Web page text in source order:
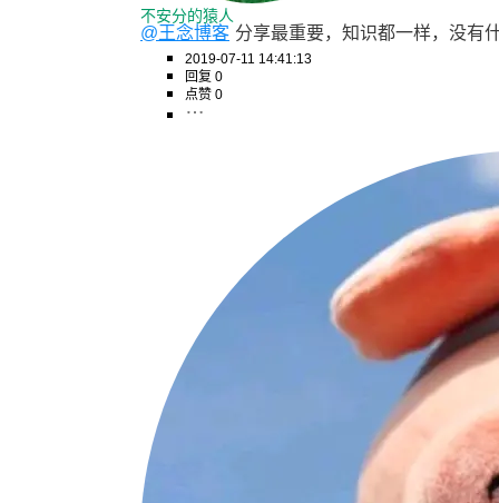
不安分的猿人
@王念博客 分享最重要，知识都一样，没有
2019-07-11 14:41:13
回复 0
点赞 0